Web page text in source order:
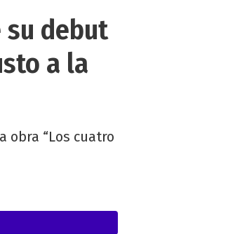
su debut
a la
obra “Los cuatro